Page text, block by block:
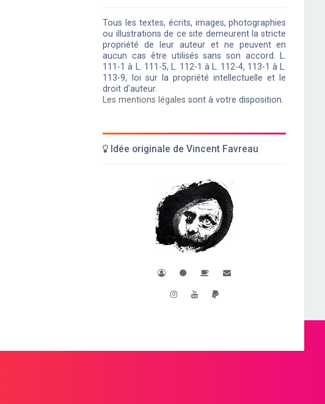
Tous les textes, écrits, images, photographies
ou illustrations de ce site demeurent la stricte
propriété de leur auteur et ne peuvent en
aucun cas être utilisés sans son accord. L.
111-1 à L. 111-5, L. 112-1 à L. 112-4, 113-1 à L.
113-9, loi sur la propriété intellectuelle et le
droit d'auteur.
Les mentions légales sont à votre disposition.
Idée originale de Vincent Favreau